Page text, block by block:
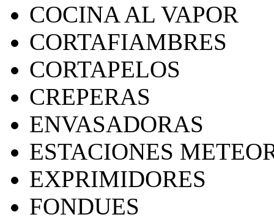
COCINA AL VAPOR
CORTAFIAMBRES
CORTAPELOS
CREPERAS
ENVASADORAS
ESTACIONES
EXPRIMIDORES
FONDUES